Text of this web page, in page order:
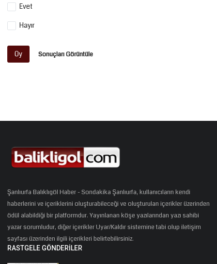
Evet
Hayır
Oy Sonuçları Görüntüle
Şanlıurfa Balıklıgöl Haber - Sondakika Şanlıurfa, kullanıcıların kendi
haberlerini ve içeriklerini oluşturabileceği ve oluşturulan içerikler üzerinden
ödül alabildiği bir platformdur. Yayınlanan köşe yazılarından yazı sahibi
yazar sorumludur, diğer içerikler Uyar/Kaldır sistemine tabi olup iletişim
sayfası üzerinden ilgili içerikleri belirtebilirsiniz.
RASTGELE GÖNDERILER